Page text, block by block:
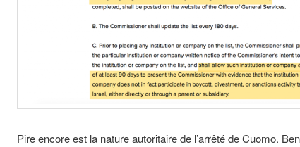
Pire encore est la nature autoritaire de l’arrêté de Cuomo.